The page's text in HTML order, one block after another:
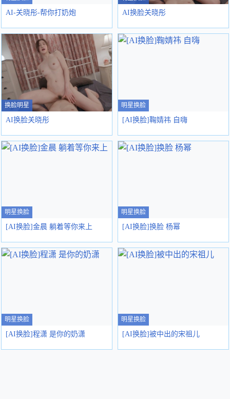
AI-关晓彤-帮你打奶炮 AI换脸关晓彤
换脸明星
AI换脸关晓彤
明星换脸
[AI换脸]鞠婧祎 自嗨
明星换脸
[AI换脸]金晨 躺着等你来上
明星换脸
[AI换脸]换脸 杨幂
明星换脸
[AI换脸]程潇 是你的奶潇
明星换脸
[AI换脸]被中出的宋祖儿